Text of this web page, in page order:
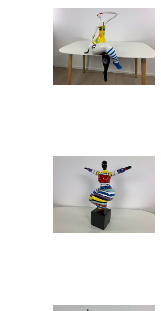
Design beeld
Design beeld